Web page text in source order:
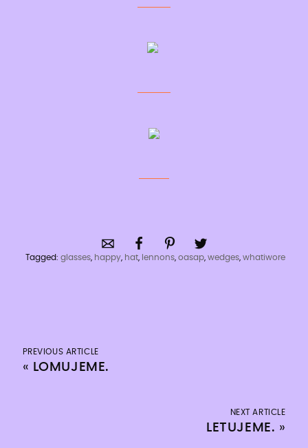
Tagged:glasses happy hat lennons ,oasap ,wedges ,whatiwore
PREVIOUS ARTICLE
« LOMUJEME.
NEXT ARTICLE
LETUJEME. »